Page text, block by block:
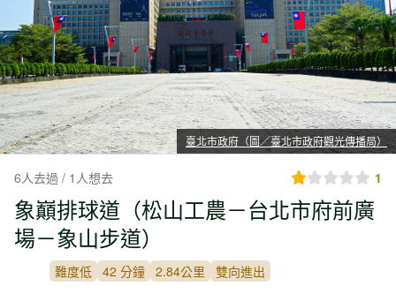
臺北市政府（圖／臺北市政府觀光傳播局）
6人去過 / 1人想去 1
象巔排球道（松山工農－台北市府前廣
場－象山步道）
難度低 42 分鐘 2.84公里 雙向進出